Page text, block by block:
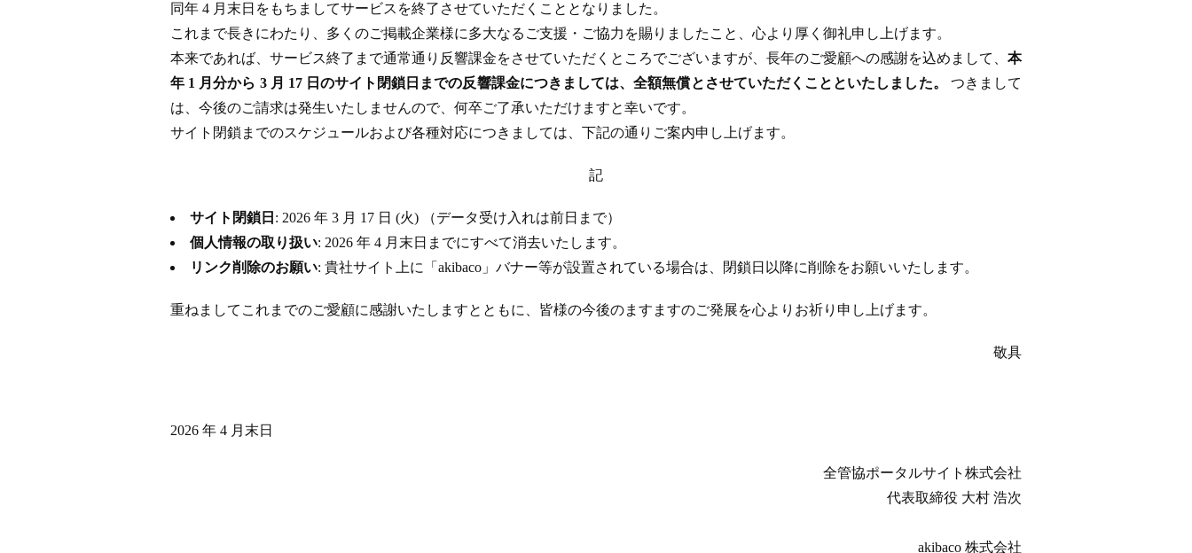
同年 4 月末日をもちましてサービスを終了させていただくこととなりました。
これまで長きにわたり、多くのご掲載企業様に多大なるご支援・ご協力を賜りましたこと、心より厚く御礼申し上げます。
本来であれば、サービス終了まで通常通り反響課金をさせていただくところでございますが、長年のご愛顧への感謝を込めまして、 本
年 1 月分から 3 月 17 日のサイト閉鎖日までの反響課金につきましては、全額無償とさせていただくことといたしました。 つきまして
は、今後のご請求は発生いたしませんので、何卒ご了承いただけますと幸いです。
サイト閉鎖までのスケジュールおよび各種対応につきましては、下記の通りご案内申し上げます。
記
サイト閉鎖日 : 2026 年 3 月 17 日 (火) （データ受け入れは前日まで）
個人情報の取り扱い: 2026 年 4 月末日までにすべて消去いたします。
リンク削除のお願い: 貴社サイト上に「akibaco」バナー等が設置されている場合は、閉鎖日以降に削除をお願いいたします。
重ねましてこれまでのご愛顧に感謝いたしますとともに、皆様の今後のますますのご発展を心よりお祈り申し上げます。
敬具
2026 年 4 月末日
全管協ポータルサイト株式会社
代表取締役 大村 浩次
akibaco 株式会社